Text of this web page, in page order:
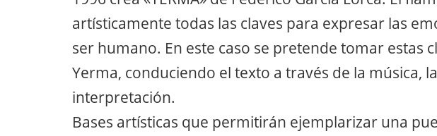
artísticamente todas las claves para expresar las
ser humano. En este caso se pretende tomar estas
Yerma, conduciendo el texto a través de la música,
interpretación.
Bases artísticas que permitirán ejemplarizar una